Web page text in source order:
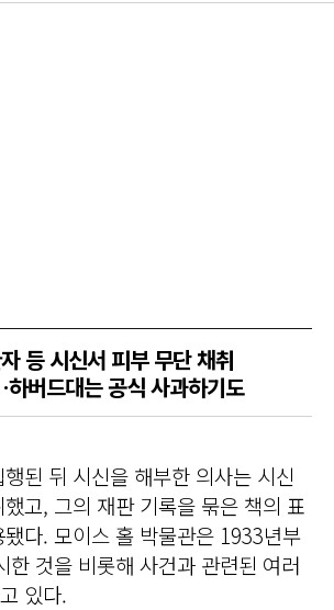
등 시신서 피부 무단 채취
버드대는 공식 사과하기도
된 뒤 시신을 해부한 의사는 시신
고, 그의 재판 기록을 묶은 책의 표
다. 모이스 홀 박물관은 1933년부
한 것을 비롯해 사건과 관련된 여러
있다.